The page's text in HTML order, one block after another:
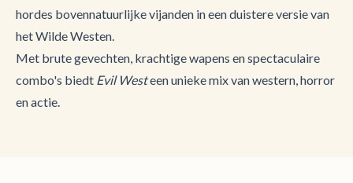
hordes bovennatuurlijke vijanden in een duistere versie van
het Wilde Westen.
Met brute gevechten, krachtige wapens en spectaculaire
combo's biedt Evil Westeen unieke mix van western, horror
en actie.